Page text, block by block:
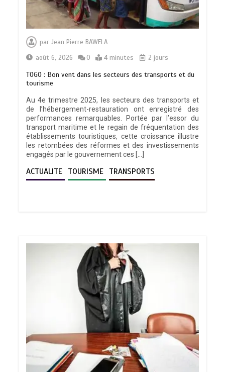
parJean Pierre BAWELA
août 6, 2026
0 4 minutes 2 jours
TOGO : Bon vent dans les secteurs des transports et du
tourisme
Au 4e trimestre 2025, les secteurs des transports et
de l’hébergement-restauration ont enregistré des
performances remarquables. Portée par l’essor du
transport maritime et le regain de fréquentation des
établissements touristiques, cette croissance illustre
les retombées des réformes et des investissements
engagés par le gouvernement ces […]
ACTUALITE TOURISME TRANSPORTS